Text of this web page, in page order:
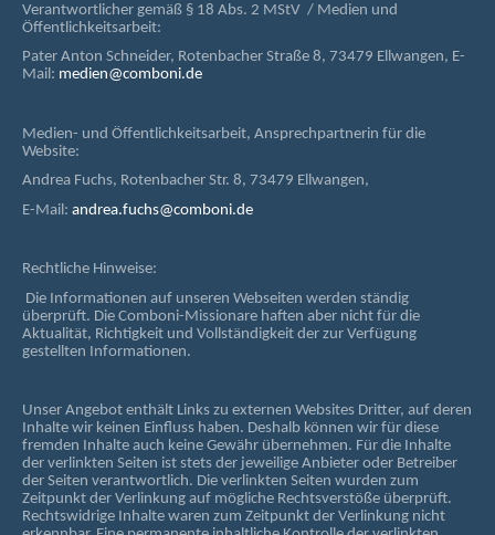
Verantwortlicher gemäß § 18 Abs. 2 MStV / Medien und
Öffentlichkeitsarbeit:
Pater Anton Schneider, Rotenbacher Straße 8, 73479 Ellwangen, E-
Mail: medien@comboni.de
Medien- und Öffentlichkeitsarbeit, Ansprechpartnerin für die
Website:
Andrea Fuchs, Rotenbacher Str. 8, 73479 Ellwangen,
E-Mail: andrea.fuchs@comboni.de
Rechtliche Hinweise:
Die Informationen auf unseren Webseiten werden ständig
überprüft. Die Comboni-Missionare haften aber nicht für die
Aktualität, Richtigkeit und Vollständigkeit der zur Verfügung
gestellten Informationen.
Unser Angebot enthält Links zu externen Websites Dritter, auf deren
Inhalte wir keinen Einfluss haben. Deshalb können wir für diese
fremden Inhalte auch keine Gewähr übernehmen. Für die Inhalte
der verlinkten Seiten ist stets der jeweilige Anbieter oder Betreiber
der Seiten verantwortlich. Die verlinkten Seiten wurden zum
Zeitpunkt der Verlinkung auf mögliche Rechtsverstöße überprüft.
Rechtswidrige Inhalte waren zum Zeitpunkt der Verlinkung nicht